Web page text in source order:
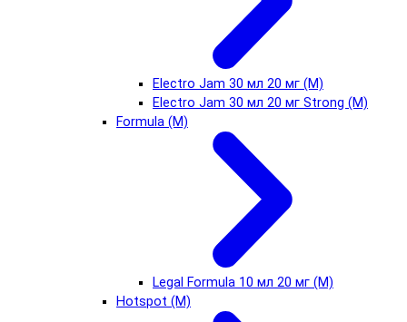
Electro Jam 30 мл 20 мг (М)
Electro Jam 30 мл 20 мг Strong (М)
Formula (М)
Legal Formula 10 мл 20 мг (М)
Hotspot (М)